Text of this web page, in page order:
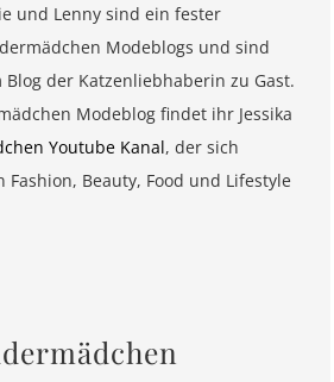
und Lenny sind ein fester
Modeblogs und sind
der Katzenliebhaberin zu Gast.
Modeblog findet ihr Jessika
Youtube Kanal, der sich
Beauty, Food und Lifestyle